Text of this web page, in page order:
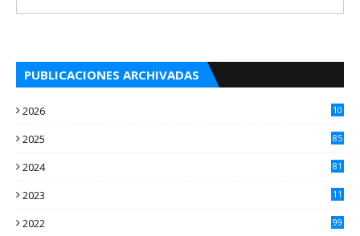
PUBLICACIONES ARCHIVADAS
2026
10
2025 85
2024 81
2023
11
2022 99